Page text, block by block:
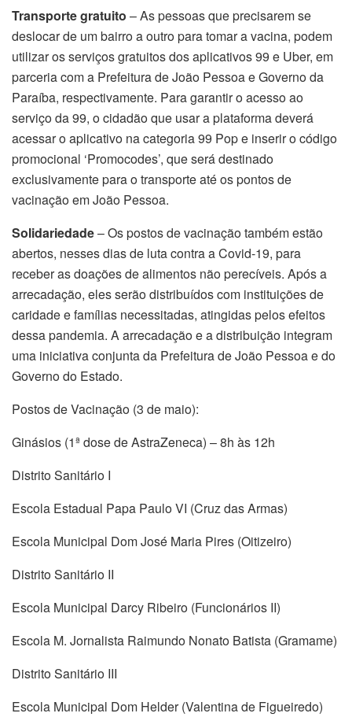
Transporte gratuito – As pessoas que precisarem se
deslocar de um bairro a outro para tomar a vacina, podem
utilizar os serviços gratuitos dos aplicativos 99 e Uber, em
parceria com a Prefeitura de João Pessoa e Governo da
Paraíba, respectivamente. Para garantir o acesso ao
serviço da 99, o cidadão que usar a plataforma deverá
acessar o aplicativo na categoria 99 Pop e inserir o código
promocional ‘Promocodes’, que será destinado
exclusivamente para o transporte até os pontos de
vacinação em João Pessoa.
Solidariedade– Os postos de vacinação também estão
abertos, nesses dias de luta contra a Covid-19, para
receber as doações de alimentos não perecíveis. Após a
arrecadação, eles serão distribuídos com instituições de
caridade e famílias necessitadas, atingidas pelos efeitos
dessa pandemia. A arrecadação e a distribuição integram
uma iniciativa conjunta da Prefeitura de João Pessoa e do
Governo do Estado.
Postos de Vacinação (3 de maio):
Ginásios (1ª dose de AstraZeneca) – 8h às 12h
Distrito Sanitário I
Escola Estadual Papa Paulo VI (Cruz das Armas)
Escola Municipal Dom José Maria Pires (Oitizeiro)
Distrito Sanitário II
Escola Municipal Darcy Ribeiro (Funcionários II)
Escola M. Jornalista Raimundo Nonato Batista (Gramame)
Distrito Sanitário III
Escola Municipal Dom Helder (Valentina de Figueiredo)